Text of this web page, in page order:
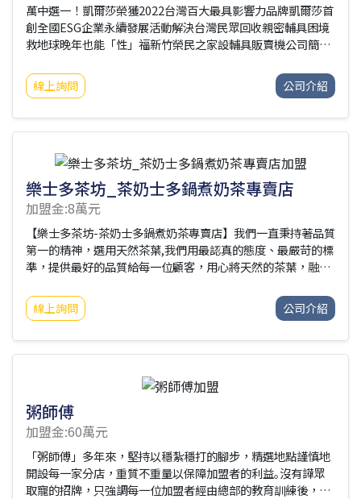
萬中選一！凱爾莎榮獲2022台灣百大最具影響力品牌凱爾莎首
創全國ESG企業永續發展活動解決台灣民眾回收親密輔具困境
救地球晚年也能「性」福新竹榮民之家設輔具販賣機公司簡介
兩性身心靈健康產業資源，導入身心靈領域專業，讓消費者可
以透過凱爾莎集團創建的生態圈，對身心靈健康有更全面的滿
驅，擔任台灣社會的「第三方教育」單位的企業社會責任，讓
識的管道。我們透過近70間的門市據點，培育兩性身心靈健康
的專業人力，每一位門市夥伴，都支持多元性別認同與性傾
線上詢問 公司介紹
樂士多茶坊_茶奶士多鍋煮奶茶專賣店
加盟金:8萬元
【樂士多茶坊-茶奶士多鍋煮奶茶專賣店】我們一直秉持著品質
第一的精神，選用天然茶葉,我們用最認真的態度、最嚴苛的標
準，提供最好的品質給每一位顧客，用心將天然的茶葉，融合
線上詢問 公司介紹
粥師傅
加盟金:60萬元
「粥師傅」多年來，堅持以穩紮穩打的腳步，精選地點謹慎地
開設每一家分店，重質不重量以保障加盟者的利益｡沒有譁眾
取寵的招牌，只強調每一位加盟者經由總部的教育訓練後，為